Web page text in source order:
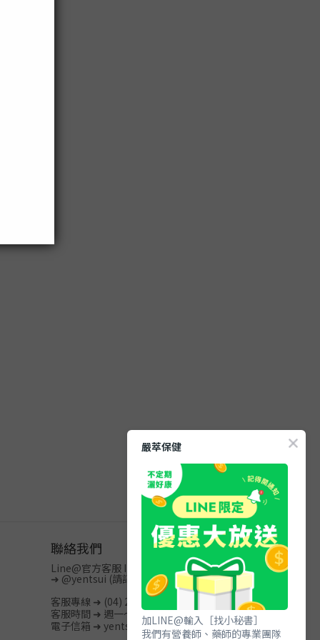
聯絡我們
Line@官方客服 ID
➜ @yentsui (請記得加@)
客服專線 ➜ (04) 2512-3996
客服時間 ➜ 週一～週五 / 08:00-20:00
電子信箱 ➜ yentsui.shop@gmail.com
嚴萃保健
加LINE@輸入［找小秘書］
我們有營養師、藥師的專業團隊